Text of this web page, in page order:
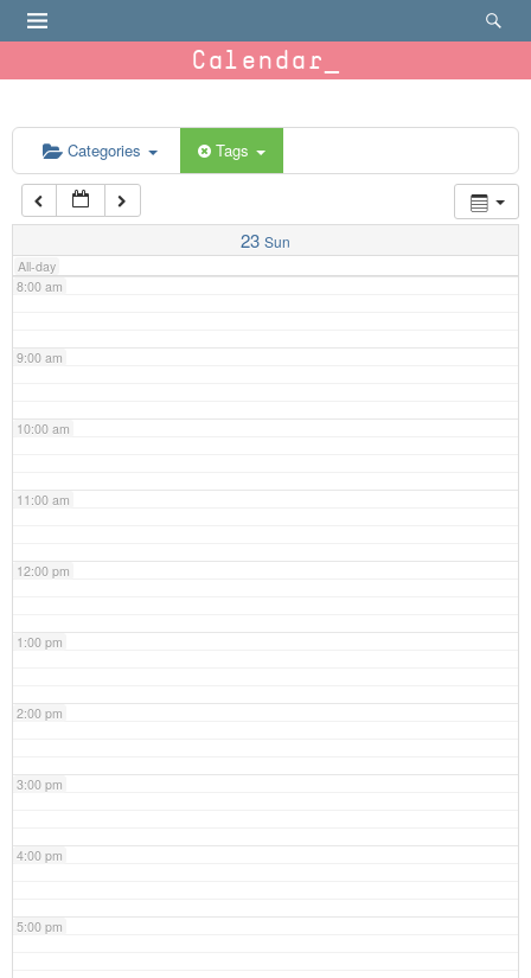
Calendar
Categories Tags
23 Sun
All-day
6:00 am
7:00 am
8:00 am
9:00 am
10:00 am
11:00 am
12:00 pm
1:00 pm
2:00 pm
3:00 pm
4:00 pm
5:00 pm